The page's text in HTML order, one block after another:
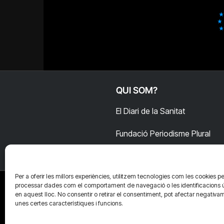
Per a oferir les millors experiències, utilitzem tecnologies com les cookies
processar dades com el comportament de navegació o les identificacions
en aquest lloc. No consentir o retirar el consentiment, pot afectar
unes certes característiques i funcions.
QUI SOM?
El Diari de la Sanitat
Fundació Periodisme Plural